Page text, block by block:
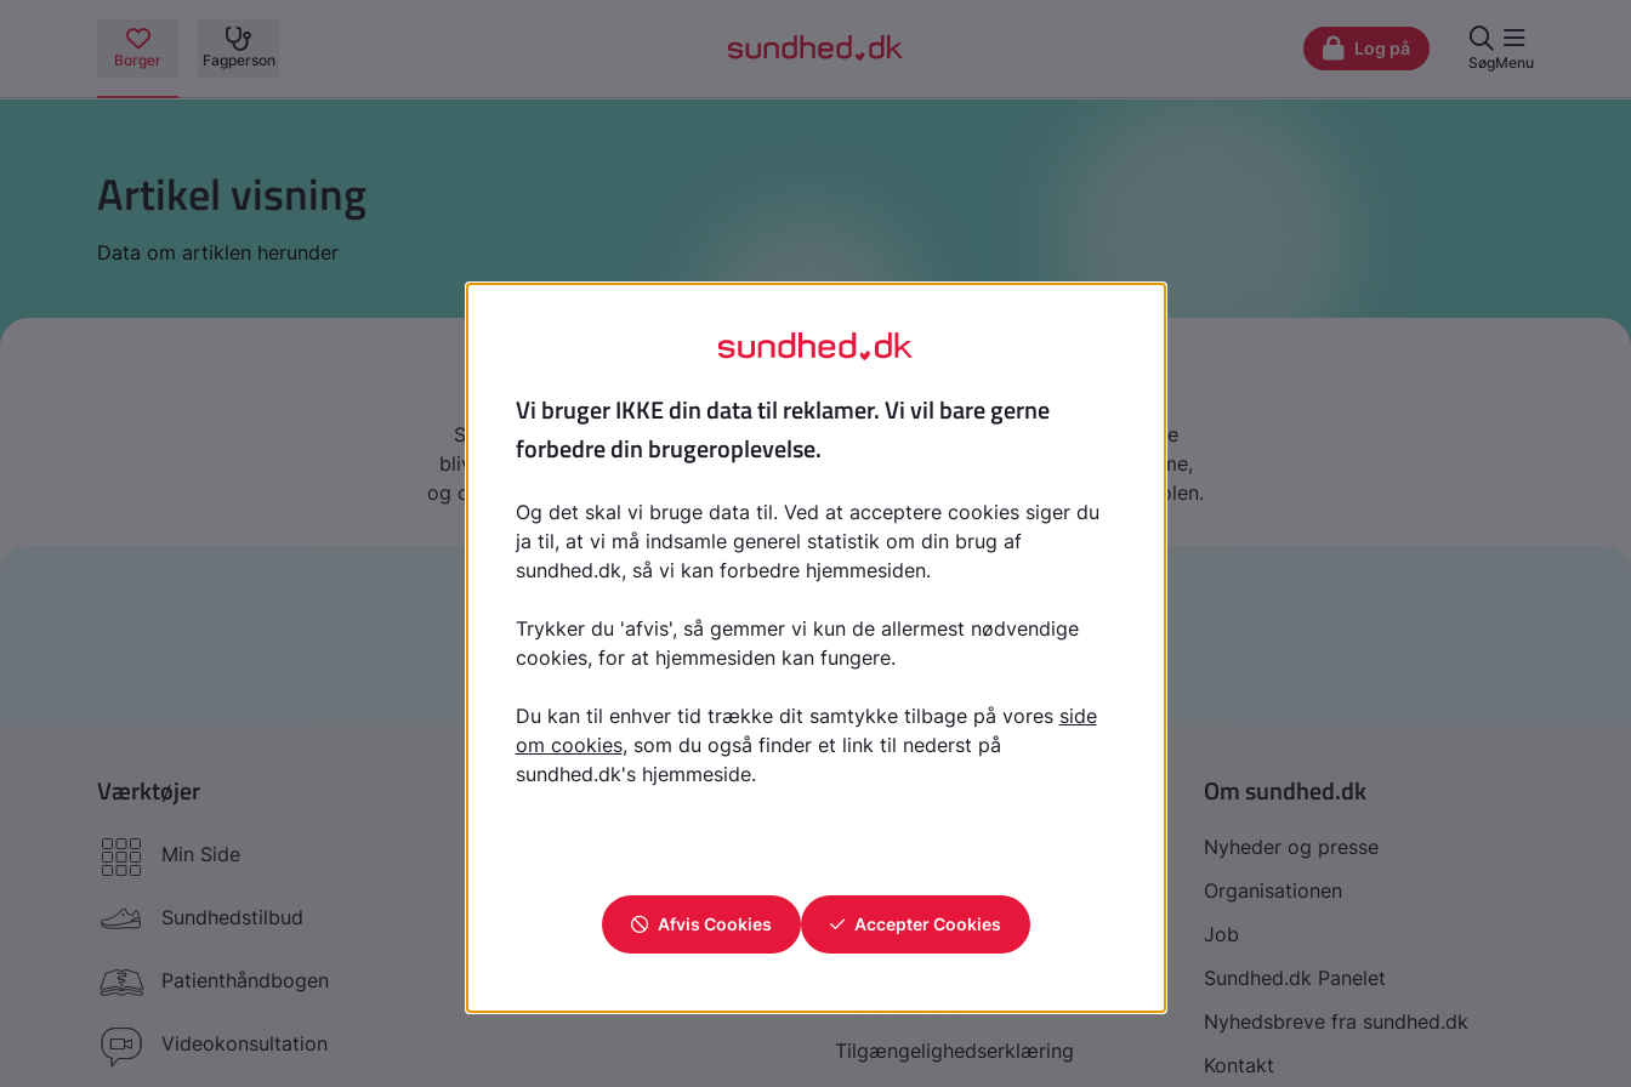
Artikel visning
Data om artiklen herunder
Det er ikke bare pjæk at blive væk
Se denne video, hvis det kan føles svært at komme i skole, og du nogle gange
bliver hjemme. Her bliver det forklaret, at der altid er en grund til at blive hjemme,
og du får råd til, hvem du kan tale med, og hvordan du kan få det nemmere i skolen.
Se video på Børnetelefonen